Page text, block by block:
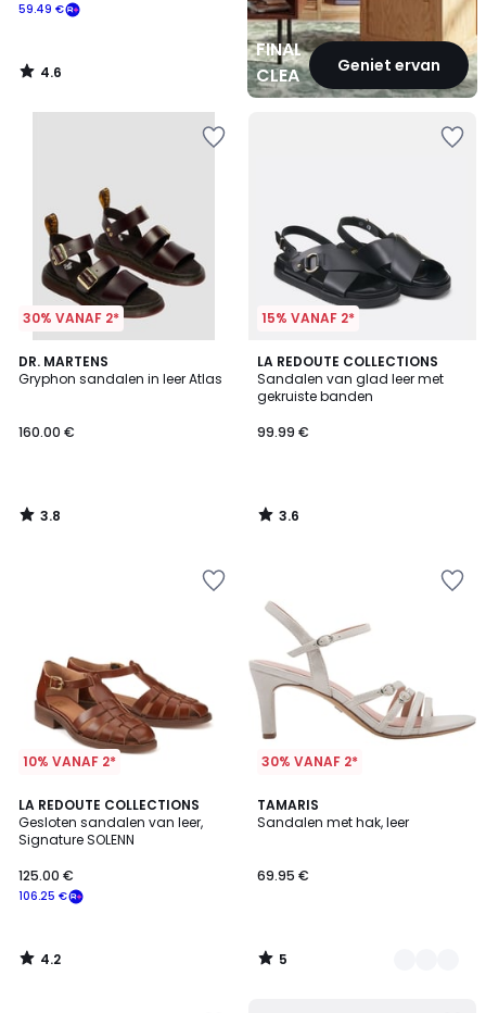
59.49 €
4.6
/
FINAL
CLEARANCEGeniet ervan
30% VANAF 2*
DR. MARTENS
Gryphon sandalen in leer Atlas
160.00 €
3.8
/ 5
3.8
/
15% VANAF 2*
LA REDOUTE COLLECTIONS
Sandalen van glad leer met
gekruiste banden
99.99 €
3.6
/ 5
3.6
/
10% VANAF 2*
LA REDOUTE COLLECTIONS
Gesloten sandalen van leer,
Signature SOLENN
106.25 €
125.00 €
4.2
/ 5
4.2
/
30% VANAF 2*
TAMARIS
Sandalen met hak, leer
69.95 €
5
/
4
Kleuren
5
/